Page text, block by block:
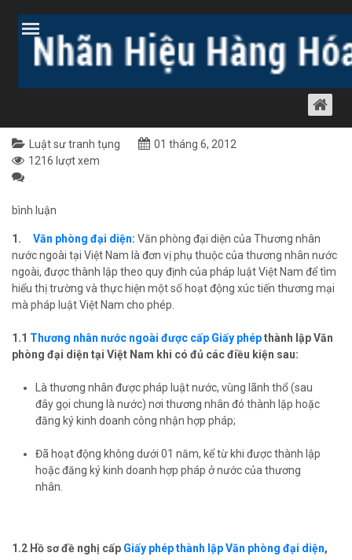
THÀNH LẬP VPĐD, CHI NHÁNH CỦA
THƯƠNG NHÂN NƯỚC NGOÀI TẠI VIỆT
Luật sư tranh tụng
01 tháng 6, 2012
1216 lượt xem
bình luận
1. Văn phòng đại diện: Văn phòng đại diện của Thương nhân
nước ngoài tại Việt Nam là đơn vị phụ thuộc của thương nhân nước
ngoài, được thành lập theo quy định của pháp luật Việt Nam để tìm
hiểu thị trường và thực hiện một số hoạt động xúc tiến thương mại
mà pháp luật Việt Nam cho phép.
1.1 Thương nhân nước ngoài được cấp Giấy phépthành lập Văn
phòng đại diện tại Việt Nam khi có đủ các điều kiện sau:
Là thương nhân được pháp luật nước, vùng lãnh thổ (sau
đây gọi chung là nước) nơi thương nhân đó thành lập hoặc
đăng ký kinh doanh công nhận hợp pháp;
Đã hoạt động không dưới 01 năm, kể từ khi được thành lập
hoặc đăng ký kinh doanh hợp pháp ở nước của thương
nhân.
1.2 Hồ sơ đề nghị cấp Giấy phép thành lập Văn phòng đại diện,